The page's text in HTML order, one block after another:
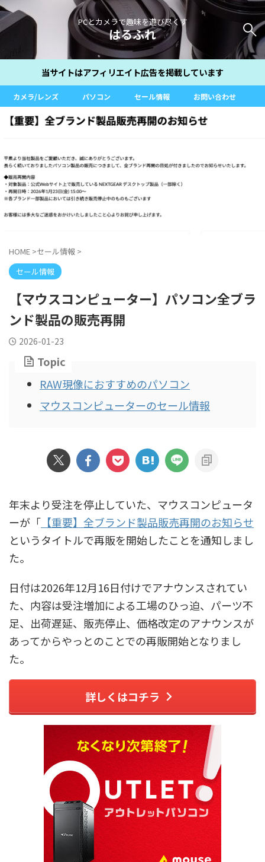
PCとカメラで趣味を遊び尽くす
はるふれ
当サイトはアフィリエイト広告を掲載しています
カメラ/レンズ パソコン セール情報 お問い合わせ
HOME >セール情報 >
セール情報
【マウスコンピューター】パソコン全ブラ
ンド製品の販売再開
2026-01-23
Topic
RAW現像におすすめのパソコン
マウスコンピューターのセール情報
年末より受注を停止していた、マウスコンピュータ
ーが「 【重要】全ブランド製品販売再開のお知らせ
というタイトルで再販を開始したことを通知しまし
た。
日付は2026年12月16日付けでアナウンスされてい
た、内容は受注増加による工場のひっ迫、パーツ不
足、出荷遅延、販売停止、価格改定のアナウンスが
あってからやっとのことでの再販開始となりまし
た。
詳しくはコチラ